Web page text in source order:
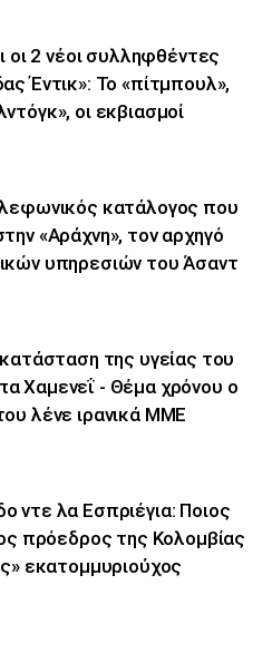
οι 2 νέοι συλληφθέντες
Έντικ»: Το «πίτμπουλ»,
οι εκβιασμοί
κατάλογος που
«Αράχνη», τον αρχηγό
υπηρεσιών του Άσαντ
κατάσταση της υγείας του
Χαμενεΐ - Θέμα χρόνου ο
λένε ιρανικά ΜΜΕ
ντε λα Εσπριέγια: Ποιος
πρόεδρος της Κολομβίας
εκατομμυριούχος